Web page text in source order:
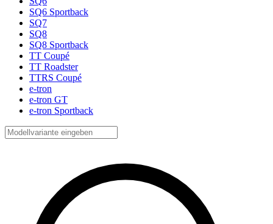
SQ6 Sportback
SQ7
SQ8
SQ8 Sportback
TT Coupé
TT Roadster
TTRS Coupé
e-tron
e-tron GT
e-tron Sportback